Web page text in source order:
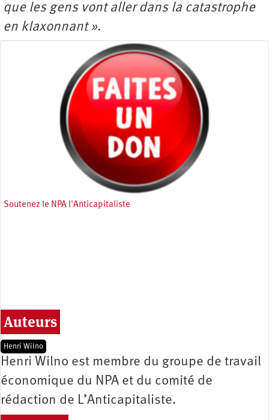
que les gens vont aller dans la catastrophe
en klaxonnant ».
Soutenez le NPA l'Anticapitaliste
Auteurs
Henri Wilno
Henri Wilno est membre du groupe de travail
économique du NPA et du comité de
rédaction de L’Anticapitaliste.